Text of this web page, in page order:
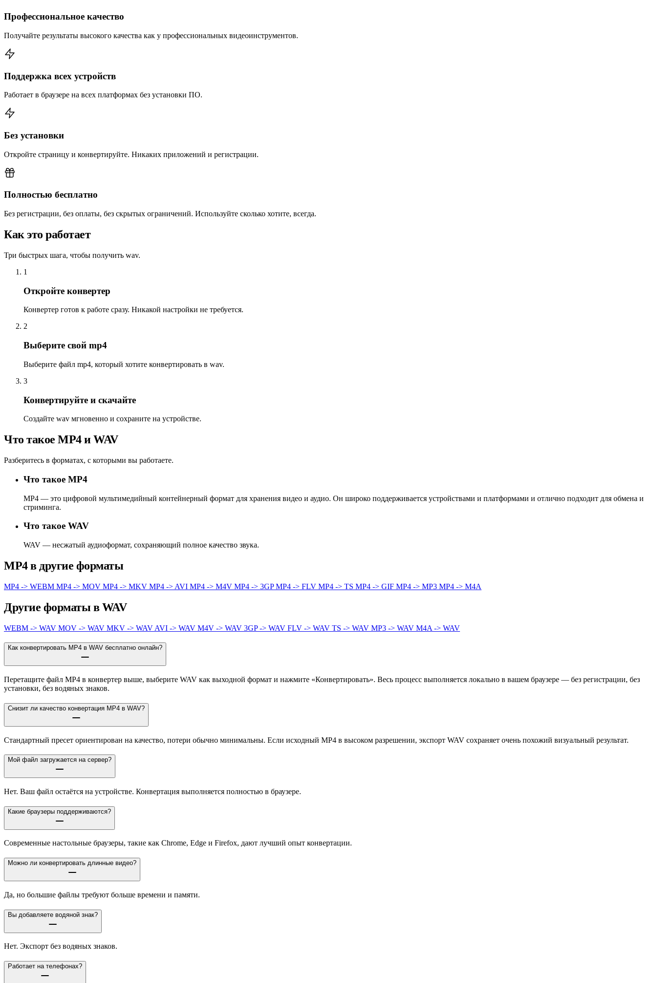
Профессиональное качество
Получайте результаты высокого качества как у профессиональных видеоинструментов.
Поддержка всех устройств
Работает в браузере на всех платформах без установки ПО.
Без установки
Откройте страницу и конвертируйте. Никаких приложений и регистрации.
Полностью бесплатно
Без регистрации, без оплаты, без скрытых ограничений. Используйте сколько хотите, всегда.
Как это работает
Три быстрых шага, чтобы получить wav.
1
Откройте конвертер
Конвертер готов к работе сразу. Никакой настройки не требуется.
2
Выберите свой mp4
Выберите файл mp4, который хотите конвертировать в wav.
3
Конвертируйте и скачайте
Создайте wav мгновенно и сохраните на устройстве.
Что такое MP4 и WAV
Разберитесь в форматах, с которыми вы работаете.
Что такое MP4
MP4 — это цифровой мультимедийный контейнерный формат для хранения видео и аудио. Он широко поддерживается устройствами и платформами и отлично подходит для обмена и
стриминга.
Что такое WAV
WAV — несжатый аудиоформат, сохраняющий полное качество звука.
MP4 в другие форматы
MP4 -> WEBM MP4 -> MOV MP4 -> MKV MP4 -> AVI MP4 -> M4V MP4 -> 3GPMP4 -> FLV MP4 -> TS MP4 -> GIF MP4 -> MP3 MP4 -> M4A
Другие форматы в WAV
WEBM -> WAV MOV -> WAV MKV -> WAV AVI -> WAV M4V -> WAV 3GP -> WAV FLV -> WAV TS -> WAV MP3 -> WAV M4A -> WAV
Как конвертировать MP4 в WAV бесплатно онлайн?
Перетащите файл MP4 в конвертер выше, выберите WAV как выходной формат и нажмите «Конвертировать». Весь процесс выполняется локально в вашем браузере — без регистрации, без
установки, без водяных знаков.
Снизит ли качество конвертация MP4 в WAV?
Стандартный пресет ориентирован на качество, потери обычно минимальны. Если исходный MP4 в высоком разрешении, экспорт WAV сохраняет очень похожий визуальный результат.
Мой файл загружается на сервер?
Нет. Ваш файл остаётся на устройстве. Конвертация выполняется полностью в браузере.
Какие браузеры поддерживаются?
Современные настольные браузеры, такие как Chrome, Edge и Firefox, дают лучший опыт конвертации.
Можно ли конвертировать длинные видео?
Да, но большие файлы требуют больше времени и памяти.
Вы добавляете водяной знак?
Нет. Экспорт без водяных знаков.
Работает на телефонах?